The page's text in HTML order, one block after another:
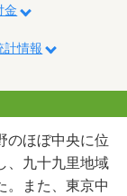
金
計情報
のほぼ中央に位
、九十九里地域
。また、東京中